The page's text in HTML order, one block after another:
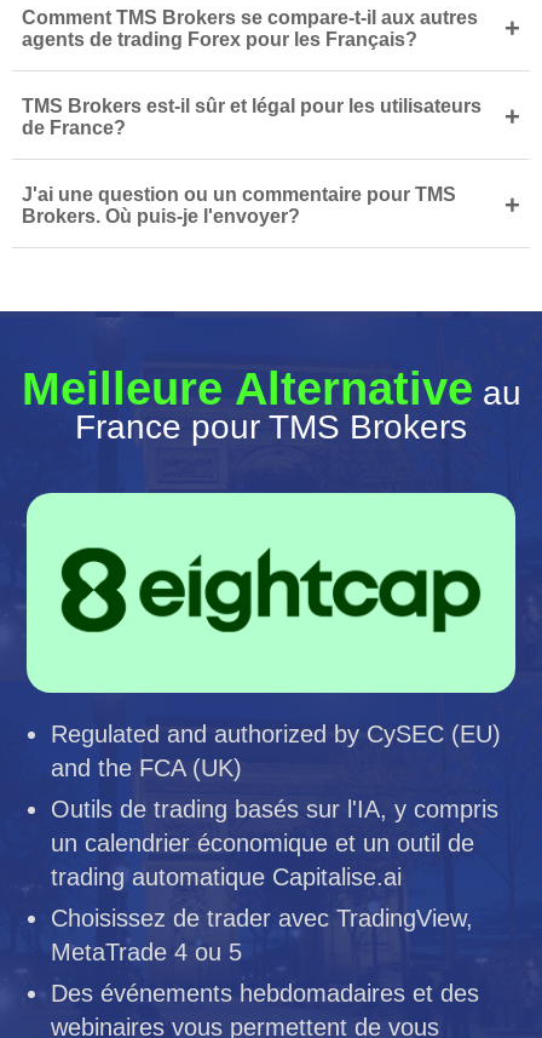
Comment TMS Brokers se compare-t-il aux autres
agents de trading Forex pour les Français?
+
TMS Brokers est-il sûr et légal pour les utilisateurs
de France?
+
J'ai une question ou un commentaire pour TMS
Brokers. Où puis-je l'envoyer?
+
Meilleure Alternative au
France pour TMS Brokers
Regulated and authorized by CySEC (EU)
and the FCA (UK)
Outils de trading basés sur l'IA, y compris
un calendrier économique et un outil de
trading automatique Capitalise.ai
Choisissez de trader avec TradingView,
MetaTrade 4 ou 5
Des événements hebdomadaires et des
webinaires vous permettent de vous